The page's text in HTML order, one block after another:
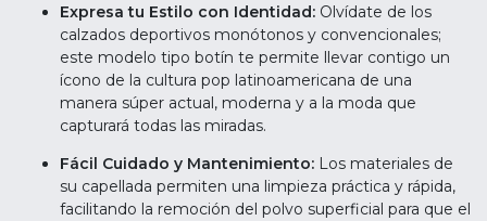
Expresa tu Estilo con Identidad: Olvídate de los
calzados deportivos monótonos y convencionales;
este modelo tipo botín te permite llevar contigo un
ícono de la cultura pop latinoamericana de una
manera súper actual, moderna y a la moda que
capturará todas las miradas.
Fácil Cuidado y Mantenimiento: Los materiales de
su capellada permiten una limpieza práctica y rápida,
facilitando la remoción del polvo superficial para que el